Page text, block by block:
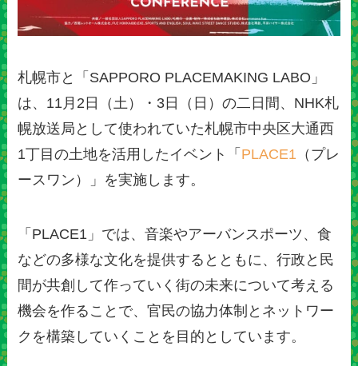
札幌市と「SAPPORO PLACEMAKING LABO」
は、11月2日（土）・3日（日）の二日間、NHK札
幌放送局として使われていた札幌市中央区大通西
1丁目の土地を活用したイベント「 PLACE1 （プレ
ースワン）」を実施します。
「PLACE1」では、音楽やアーバンスポーツ、食
などの多様な文化を提供するとともに、行政と民
間が共創して作っていく街の未来について考える
機会を作ることで、官民の協力体制とネットワー
クを構築していくことを目的としています。